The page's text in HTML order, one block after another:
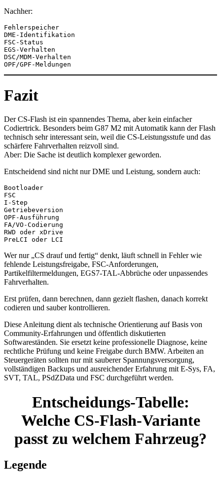
Nachher:
Fehlerspeicher
DME-Identifikation
FSC-Status
EGS-Verhalten
DSC/MDM-Verhalten
OPF/GPF-Meldungen
Fazit
Der CS-Flash ist ein spannendes Thema, aber kein einfacher
Codiertrick. Besonders beim G87 M2 mit Automatik kann der Flash
technisch sehr interessant sein, weil die CS-Leistungsstufe und das
schärfere Fahrverhalten reizvoll sind.
Aber: Die Sache ist deutlich komplexer geworden.
Entscheidend sind nicht nur DME und Leistung, sondern auch:
Bootloader
FSC
I-Step
Getriebeversion
OPF-Ausführung
FA/VO-Codierung
RWD oder xDrive
PreLCI oder LCI
Wer nur „CS drauf und fertig“ denkt, läuft schnell in Fehler wie
fehlende Leistungsfreigabe, FSC-Anforderungen,
Partikelfiltermeldungen, EGS7-TAL-Abbrüche oder unpassendes
Fahrverhalten.
Erst prüfen, dann berechnen, dann gezielt flashen, danach korrekt
codieren und sauber kontrollieren.
Diese Anleitung dient als technische Orientierung auf Basis von
Community-Erfahrungen und öffentlich diskutierten
Softwareständen. Sie ersetzt keine professionelle Diagnose, keine
rechtliche Prüfung und keine Freigabe durch BMW. Arbeiten an
Steuergeräten sollten nur mit sauberer Spannungsversorgung,
vollständigen Backups und ausreichender Erfahrung mit E-Sys, FA,
SVT, TAL, PSdZData und FSC durchgeführt werden.
Entscheidungs-Tabelle:
Welche CS-Flash-Variante
passt zu welchem Fahrzeug?
Legende